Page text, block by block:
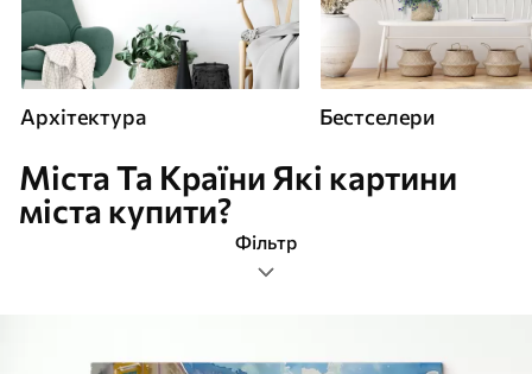
Архітектура Бестселери
Міста Та Країни Які картини
міста купити?
Фільтр
Формат зображення